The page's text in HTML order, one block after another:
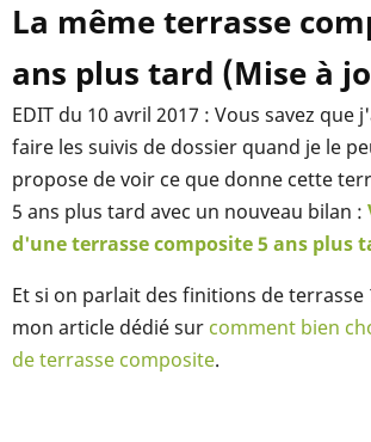
La même terrasse
ans plus tard (Mise à
EDIT du 10 avril 2017 : Vous savez que
faire les suivis de dossier quand je le
propose de voir ce que donne cette
5 ans plus tard avec un nouveau bilan :
d'une terrasse composite 5 ans plus
Et si on parlait des finitions de terrasse
mon article dédié sur comment bien
de terrasse composite.